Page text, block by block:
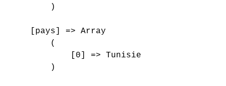
        )
    [pays] => Array
        (
            [0] => Tunisie
        )